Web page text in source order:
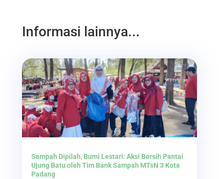
Informasi lainnya...
Sampah Dipilah, Bumi Lestari: Aksi Bersih Pantai
Ujung Batu oleh Tim Bank Sampah MTsN 3 Kota
Padang